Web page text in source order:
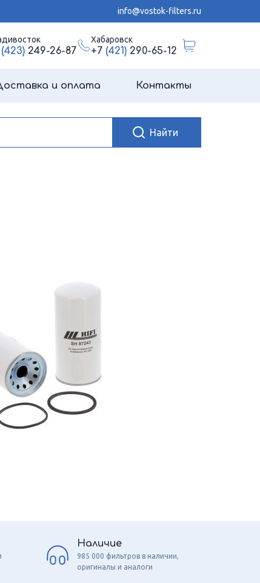
info@vostok-filters.ru
(423)249-26-87
Хабаровск
+7 (421)290-65-12
и оплата Контакты
Наличие
985 000 фильтров в наличии,
оригиналы и аналоги